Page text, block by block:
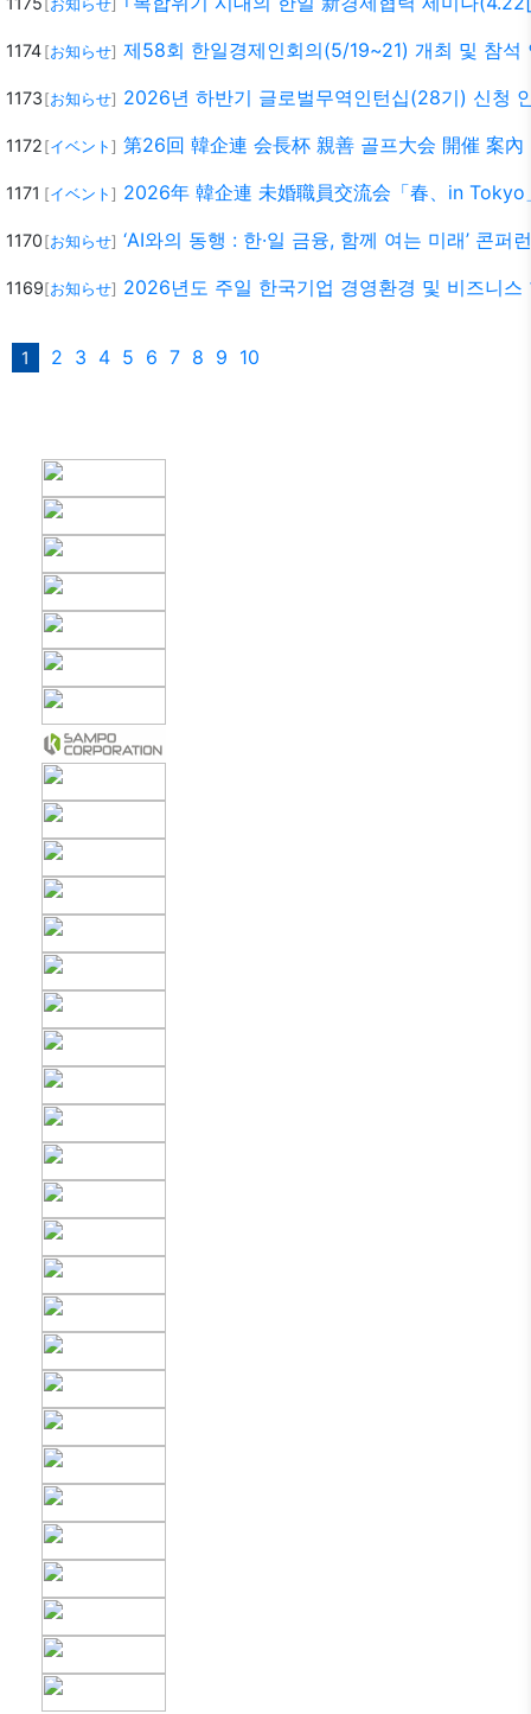
[お知らせ]
1174 [お知らせ] 제58회 한일경제인회의(5/19~21) 개최 및 참석
1173 [お知らせ] 2026년 하반기 글로벌무역인턴십(28기) 신청
1172 [イベント ] 第26回 韓企連 会長杯 親善 골프大会 開催 案
1171 [イベント ] 2026年 韓企連 未婚職員交流会「春、in Tokyo
1170 [お知らせ] ‘AI와의 동행 : 한·일 금융, 함께 여는 미래’ 콘퍼
1169 [お知らせ] 2026년도 주일 한국기업 경영환경 및 비즈니스
1 2 3 4 5 6 7 8 9 10